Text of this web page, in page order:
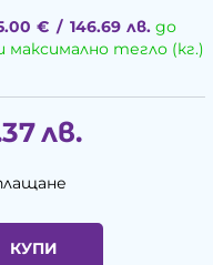
€ / 146.69 лв.до
тегло (кг.)
лв.
КУПИ